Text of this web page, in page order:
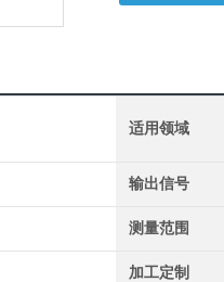
适用领域
输出信号
测量范围
加工定制